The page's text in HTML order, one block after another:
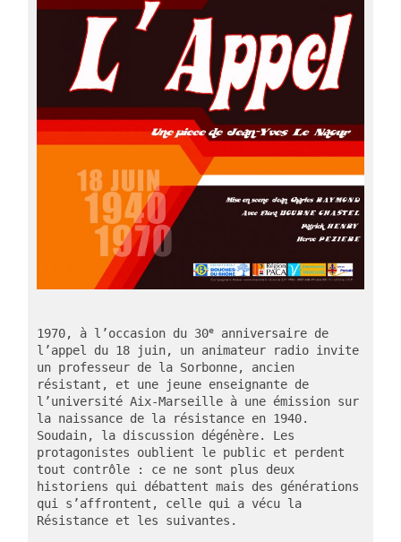
1970, à l’occasion du 30e anniversaire de
l’appel du 18 juin, un animateur radio invite
un professeur de la Sorbonne, ancien
résistant, et une jeune enseignante de
l’université Aix-Marseille à une émission sur
la naissance de la résistance en 1940.
Soudain, la discussion dégénère. Les
protagonistes oublient le public et perdent
tout contrôle : ce ne sont plus deux
historiens qui débattent mais des générations
qui s’affrontent, celle qui a vécu la
Résistance et les suivantes.